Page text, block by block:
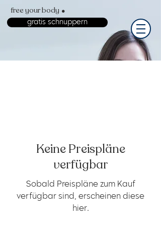
free your body .
gratis schnuppern
Keine Preispläne
verfügbar
Sobald Preispläne zum Kauf
verfügbar sind, erscheinen diese
hier.